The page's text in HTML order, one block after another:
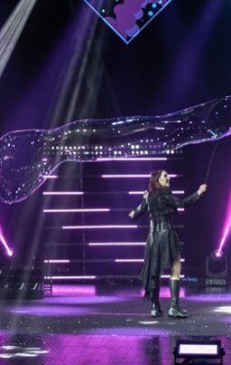
20 maggio 2026
Trend spettacoli
Trend spettacoli visuali
scelte che fanno davvero
18 maggio 2026
Come prenotare
Come prenotare
scegliere un live show
16 maggio 2026
Guida booking